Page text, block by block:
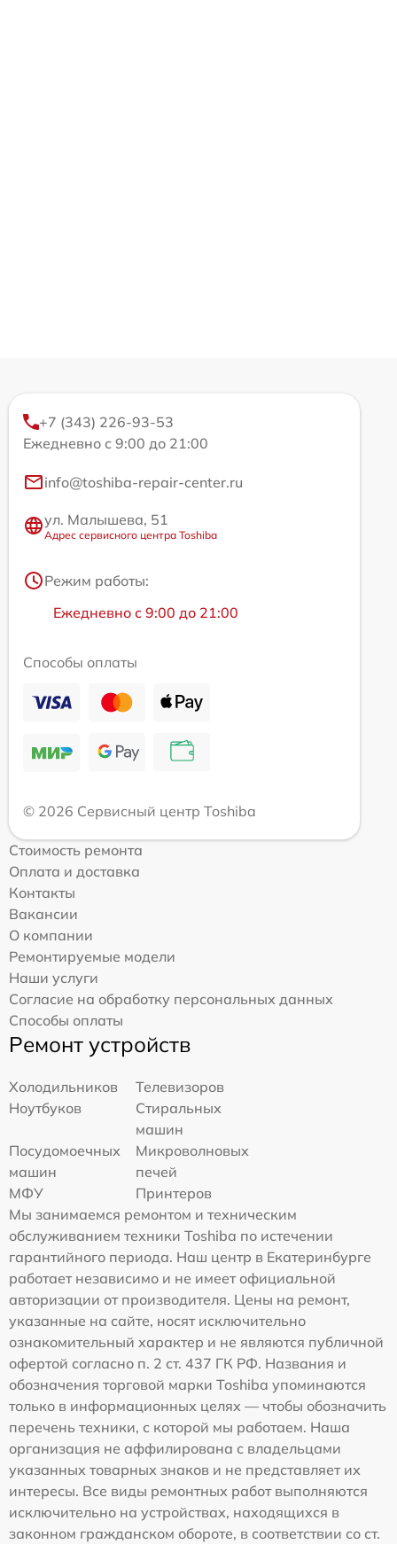
+7 (343) 226-93-53
Ежедневно с 9:00 до 21:00
info@toshiba-repair-center.ru
ул. Малышева, 51
Адрес сервисного центра Toshiba
Режим работы:
Ежедневно с 9:00 до 21:00
Способы оплаты
© 2026 Сервисный центр Toshiba
Стоимость ремонта
Оплата и доставка
Контакты
Вакансии
О компании
Ремонтируемые модели
Наши услуги
Согласие на обработку персональных данных
Способы оплаты
Ремонт устройств
Холодильников
Телевизоров
Ноутбуков
Стиральных
машин
Посудомоечных
машин
Микроволновых
печей
МФУ
Принтеров
Мы занимаемся ремонтом и техническим
обслуживанием техники Toshiba по истечении
гарантийного периода. Наш центр в Екатеринбурге
работает независимо и не имеет официальной
авторизации от производителя. Цены на ремонт,
указанные на сайте, носят исключительно
ознакомительный характер и не являются публичной
офертой согласно п. 2 ст. 437 ГК РФ. Названия и
обозначения торговой марки Toshiba упоминаются
только в информационных целях — чтобы обозначить
перечень техники, с которой мы работаем. Наша
организация не аффилирована с владельцами
указанных товарных знаков и не представляет их
интересы. Все виды ремонтных работ выполняются
исключительно на устройствах, находящихся в
законном гражданском обороте, в соответствии со ст.